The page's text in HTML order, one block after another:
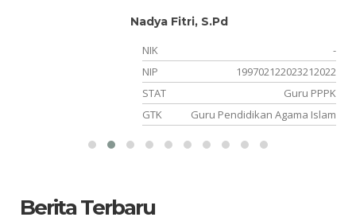
Nadya Fitri, S.Pd
NIK
-
NIP
199702122023212022
STAT
Guru PPPK
GTK
Guru Pendidikan Agama Islam
Berita Terbaru